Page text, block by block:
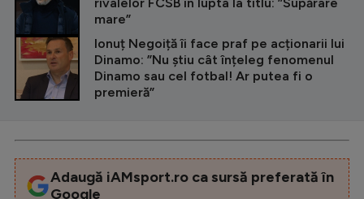
mare”
Ionuț Negoiță îi face praf pe acționarii lui
Dinamo: ”Nu știu cât înțeleg fenomenul
Dinamo sau cel fotbal! Ar putea fi o
premieră”
Adaugă iAMsport.ro ca sursă preferată în
Google